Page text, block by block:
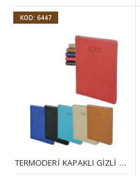
KOD: 6447
TERMODERI KAPAKLI GIZLI SPIRALLI AJANDA